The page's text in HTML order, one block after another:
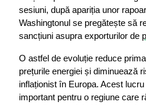
sesiuni, după apariția unor
Washingtonul se pregătește să
sancțiuni asupra exporturilor de
O astfel de evoluție reduce
prețurile energiei și diminuează
inflaționist în Europa. Acest
important pentru o regiune care